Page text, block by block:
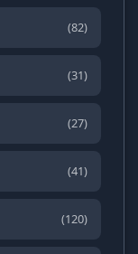
(82)
(31)
(27)
(41)
(120)